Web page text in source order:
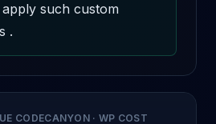
such custom
.
CODECANYON · WP COST